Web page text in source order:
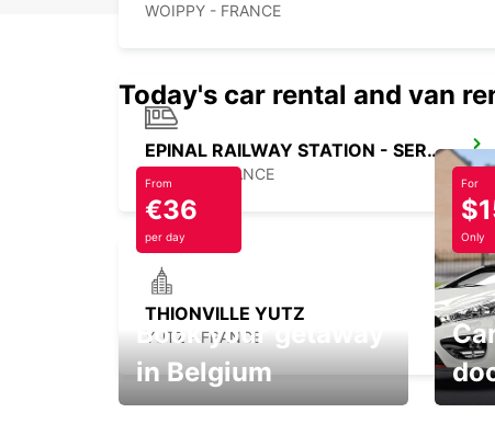
WOIPPY - FRANCE
EPINAL RAILWAY STATION - SERVICE POINT
EPINAL - FRANCE
THIONVILLE YUTZ
YUTZ - FRANCE
Today's car rental and van
From
€36
per day
Book your getaway
in Belgium
For
Only